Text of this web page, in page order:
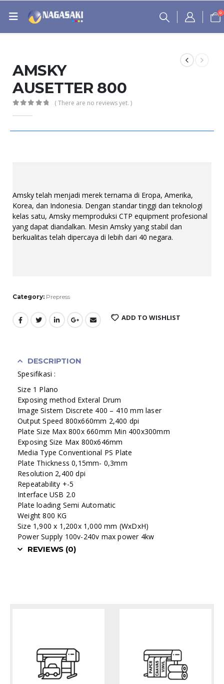
0
AMSKY
AUSETTER 800
( There are no reviews yet. )
Amsky telah menjadi merek ternama di Eropa, Amerika,
Korea, dan Indonesia. Dengan standar tinggi dan teknologi
kelas satu, Amsky memproduksi CTP equipment profesional
yang dapat diandalkan. Mesin Amsky yang stabil dan
berkualitas telah dipercaya di lebih dari 40 negara.
Category: Prepress
ADD TO WISHLIST
DESCRIPTION
Spesifikasi :
Size 1 Plano
Exposing method Exteral Drum
Image Sistem Discrete 400 – 410 mm laser
Output Speed 800x660mm 2,400 dpi
Plate Size Max 800x 660mm Min 400x300mm
Exposing Size Max 800x646mm
Media Type Conventional PS Plate
Plate Thickness 0,15mm- 0,3mm
Resolution 2,400 dpi
Repeatability +-5
Interface USB 2.0
Plate loading Semi Automatic
Weight 800 KG
Size 1,900 x 1,200x 1,000 mm (WxDxH)
Power Supply 100v-240v max power 4kw
REVIEWS (0)